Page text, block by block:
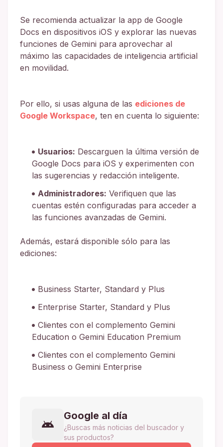
Se recomienda actualizar la app de Google
Docs en dispositivos iOS y explorar las nuevas
funciones de Gemini para aprovechar al
máximo las capacidades de inteligencia artificial
en movilidad.
Por ello, si usas alguna de las ediciones de
Google Workspace, ten en cuenta lo siguiente:
Usuarios: Descarguen la última versión de
Google Docs para iOS y experimenten con
las sugerencias y redacción inteligente.
Administradores: Verifiquen que las
cuentas estén configuradas para acceder a
las funciones avanzadas de Gemini.
Además, estará disponible sólo para las
ediciones:
Business Starter, Standard y Plus
Enterprise Starter, Standard y Plus
Clientes con el complemento Gemini
Education o Gemini Education Premium
Clientes con el complemento Gemini
Business o Gemini Enterprise
Google al día
¿Buscas más noticias del buscador y
sus productos?